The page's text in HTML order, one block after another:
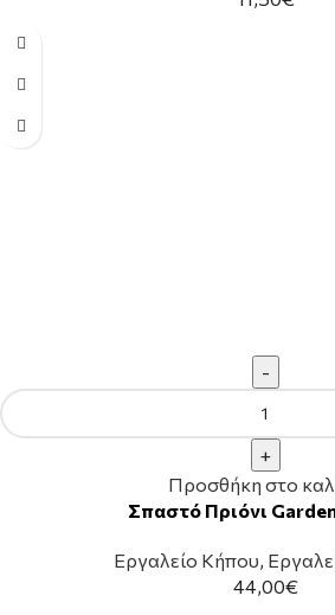
Προσθήκη στο
Σπαστό Πριόνι
Εργαλείο Κήπου,
44,00€